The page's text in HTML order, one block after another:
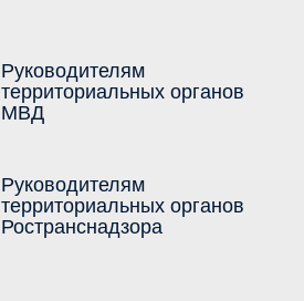
Руководителям
территориальных органов
МВД
Руководителям
территориальных органов
Ространснадзора